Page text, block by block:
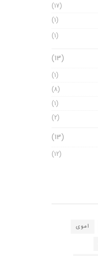
(17)
(1)
(1)
(13)
(1)
(8)
(1)
(2)
(13)
(12)
اموی